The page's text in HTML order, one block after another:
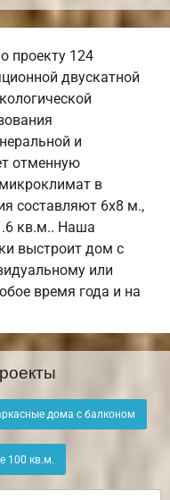
проекту 124
двускатной
и
отменную
в
составляют 6х8 м.,
кв.м.. Наша
выстроит дом с
или
время года и на
дома с балконом
100 кв.м.